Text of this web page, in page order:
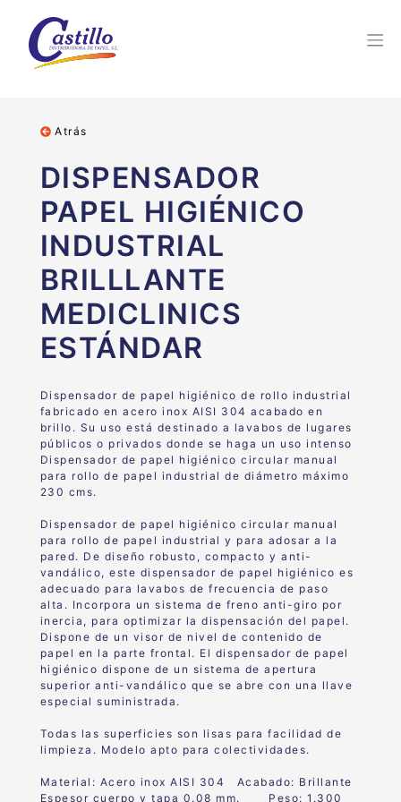
Atrás
DISPENSADOR
PAPEL HIGIÉNICO
INDUSTRIAL
BRILLLANTE
MEDICLINICS
ESTÁNDAR
Dispensador de papel higiénico de rollo industrial
fabricado en acero inox AISI 304 acabado en
brillo. Su uso está destinado a lavabos de lugares
públicos o privados donde se haga un uso intenso
Dispensador de papel higiénico circular manual
para rollo de papel industrial de diámetro máximo
230 cms.
Dispensador de papel higiénico circular manual
para rollo de papel industrial y para adosar a la
pared. De diseño robusto, compacto y anti-
vandálico, este dispensador de papel higiénico es
adecuado para lavabos de frecuencia de paso
alta. Incorpora un sistema de freno anti-giro por
inercia, para optimizar la dispensación del papel.
Dispone de un visor de nivel de contenido de
papel en la parte frontal. El dispensador de papel
higiénico dispone de un sistema de apertura
superior anti-vandálico que se abre con una llave
especial suministrada.
Todas las superficies son lisas para facilidad de
limpieza. Modelo apto para colectividades.
Material: Acero inox AISI 304 Acabado: Brillante
Espesor cuerpo y tapa 0.08 mm. Peso: 1.300